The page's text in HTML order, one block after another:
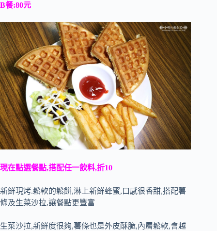
B餐:80元
現在點選餐點,搭配任一飲料,折10
新鮮現烤.鬆軟的鬆餅,淋上新鮮蜂蜜,口感很香甜,搭配薯
條及生菜沙拉,讓餐點更豐富
生菜沙拉,新鮮度很夠,薯條也是外皮酥脆,內層鬆軟,會越